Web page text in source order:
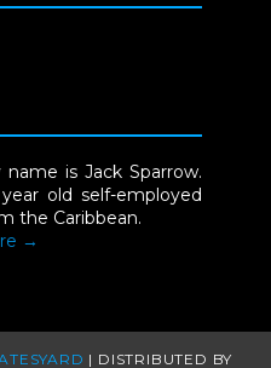
name is Jack Sparrow.
old self-employed
the Caribbean.
→
| DISTRIBUTED BY